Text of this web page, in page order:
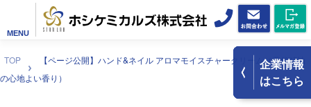
MENU
企業情報
はこちら
TOP
【ページ公開】ハンド&ネイル アロマモイスチャークリーム（天然精油
の心地よい香り）